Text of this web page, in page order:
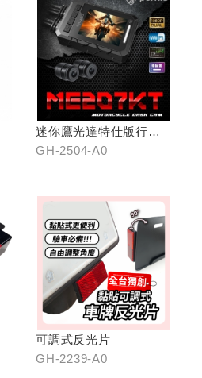
迷你鷹光達特仕版行車
記錄器
GH-2504-A0
可調式反光片
GH-2239-A0